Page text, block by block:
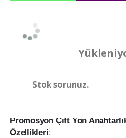
Stok sorunuz.
Promosyon Çift Yön
Özellikleri: